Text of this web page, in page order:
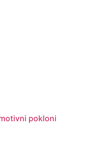
pokloni